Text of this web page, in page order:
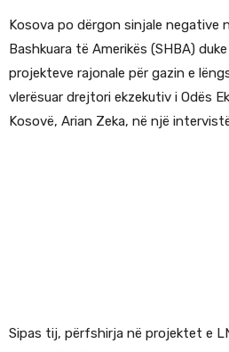
Kosova po dërgon sinjale negative
Bashkuara të Amerikës (SHBA)
projekteve rajonale për gazin e
vlerësuar drejtori ekzekutiv i Odës
Kosovë, Arian Zeka, në një
Sipas tij, përfshirja në projektet e